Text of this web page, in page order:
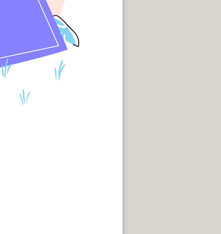
a favor de una lectura sosegada (también en ciencia)